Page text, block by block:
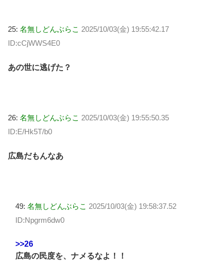
25: 名無しどんぶらこ 2025/10/03(金) 19:55:42.17
ID:cCjWWS4E0
あの世に逃げた？
26: 名無しどんぶらこ 2025/10/03(金) 19:55:50.35
ID:E/Hk5T/b0
広島だもんなあ
49: 名無しどんぶらこ 2025/10/03(金) 19:58:37.52
ID:Npgrm6dw0
>>26
広島の民度を、ナメるなよ！！